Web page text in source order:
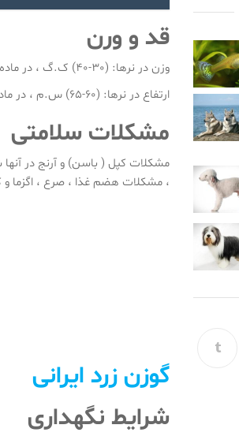
کرج/
در گلشهر
ویلا/
دامپزشکی
در فاز
4مهرشهر/
دامپزشکی
دامپزشکی
در گوهردشت
کرج/
دامپزشکی
در رجائی شهر
کرج/
دامپزشکی
قد و ورن
وزن در نرها: (30-40) ک.گ ، در ماده ها: (30-40) ک.گ
ارتفاع در نرها: (60-65) س.م ، در ماده ها: (55-60) س.م
مشکلات سلامتی
مشکلات کپل ( باسن) و آرنج در
، مشکلات هضم غذا ، صرع ، اگزما و
گوزنزرد ایرانی
شرایط نگهداری